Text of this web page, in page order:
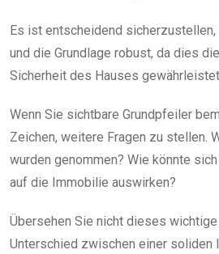
Es ist entscheidend
und die Grundlage robust, da dies
Sicherheit des Hauses gewährleistet.
Wenn Sie sichtbare Grundpfeiler
Zeichen, weitere Fragen zu stellen.
wurden genommen? Wie könnte
auf die Immobilie auswirken?
Übersehen Sie nicht dieses
Unterschied zwischen einer soliden